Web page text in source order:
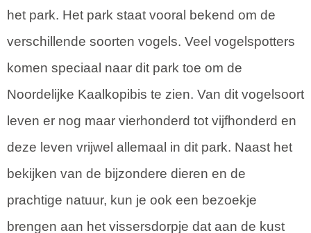
het park. Het park staat vooral bekend om de
verschillende soorten vogels. Veel vogelspotters
komen speciaal naar dit park toe om de
Noordelijke Kaalkopibis te zien. Van dit vogelsoort
leven er nog maar vierhonderd tot vijfhonderd en
deze leven vrijwel allemaal in dit park. Naast het
bekijken van de bijzondere dieren en de
prachtige natuur, kun je ook een bezoekje
brengen aan het vissersdorpje dat aan de kust